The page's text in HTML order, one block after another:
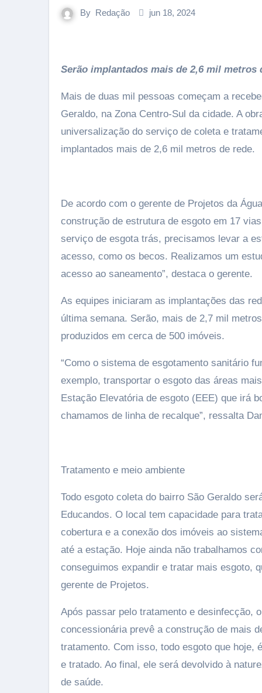
By Redação jun 18, 2024
Serão implantados mais de 2,6 mil
Mais de duas mil pessoas começam a
Geraldo, na Zona Centro-Sul da cidade. A
universalização do serviço de coleta e
implantados mais de 2,6 mil metros de rede.
De acordo com o gerente de Projetos da
construção de estrutura de esgoto em 17
serviço de esgota trás, precisamos levar a
acesso, como os becos. Realizamos um
acesso ao saneamento”, destaca o gerente.
As equipes iniciaram as implantações das
última semana. Serão, mais de 2,7 mil
produzidos em cerca de 500 imóveis.
“Como o sistema de esgotamento sanitário
exemplo, transportar o esgoto das áreas
Estação Elevatória de esgoto (EEE) que irá
chamamos de linha de recalque”, ressalta
Tratamento e meio ambiente
Todo esgoto coleta do bairro São Geraldo
Educandos. O local tem capacidade para
cobertura e a conexão dos imóveis ao
até a estação. Hoje ainda não trabalhamos
conseguimos expandir e tratar mais esgoto,
gerente de Projetos.
Após passar pelo tratamento e desinfecção,
concessionária prevê a construção de mais
tratamento. Com isso, todo esgoto que hoje,
e tratado. Ao final, ele será devolvido à
de saúde.